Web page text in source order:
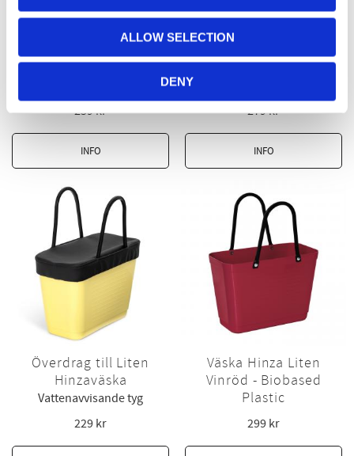
ALLOW SELECTION
DENY
Hinza Innerväska Liten
259kr
INFO
Hinza Kylväska Liten
279kr
INFO
Överdrag till Liten
Hinzaväska
Vattenavvisande tyg
229 kr
Väska Hinza Liten
Vinröd - Biobased
Plastic
299 kr